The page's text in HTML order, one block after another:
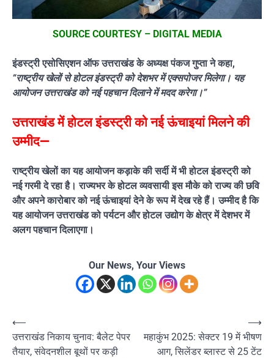
SOURCE COURTESY – DIGITAL MEDIA
इंडस्ट्री एसोसिएशन ऑफ उत्तराखंड के अध्यक्ष पंकज गुप्ता ने कहा,
“राष्ट्रीय खेलों से होटल इंडस्ट्री को देशभर में एक्सपोजर मिलेगा। यह
आयोजन उत्तराखंड को नई पहचान दिलाने में मदद करेगा।”
उत्तराखंड में होटल इंडस्ट्री को नई ऊंचाइयां मिलने की
उम्मीद—
राष्ट्रीय खेलों का यह आयोजन कड़ाके की सर्दी में भी होटल इंडस्ट्री को
नई गरमी दे रहा है। राज्यभर के होटल व्यवसायी इस मौके को राज्य की छवि
और अपने कारोबार को नई ऊंचाइयां देने के रूप में देख रहे हैं। उम्मीद है कि
यह आयोजन उत्तराखंड को पर्यटन और होटल उद्योग के क्षेत्र में देशभर में
अलग पहचान दिलाएगा।
Our News, Your Views
Post
navigation
⟵
उत्तराखंड निकाय चुनाव: बैलेट पेपर
तैयार, संवेदनशील बूथों पर कड़ी
महाकुंभ 2025: सेक्टर 19 में भीषण
आग, सिलेंडर ब्लास्ट से 25 टेंट
⟶